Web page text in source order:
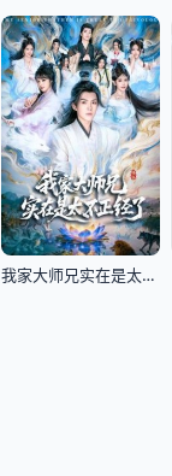
我家大师兄实在是太不正经了